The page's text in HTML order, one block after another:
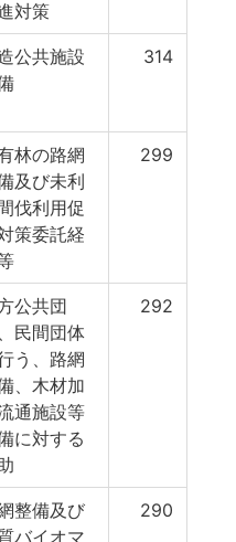
対策
公共施設
314
林の路網
及び未利
伐利用促
策委託経
299
公共団
民間団体
う、路網
、木材加
通施設等
に対する
292
整備及び
バイオマ
290